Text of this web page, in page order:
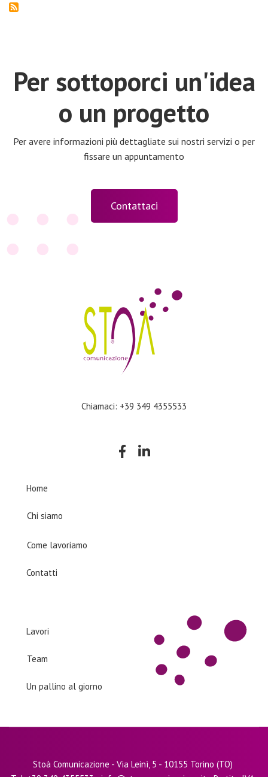
Per sottoporci un'idea
o un progetto
Per avere informazioni più dettagliate sui nostri servizi o per
fissare un appuntamento
Contattaci
Chiamaci: +39 349 4355533
Home
Chi siamo
Come lavoriamo
Contatti
Lavori
Team
Un pallino al giorno
Stoà Comunicazione - Via Leinì, 5 - 10155 Torino (TO)